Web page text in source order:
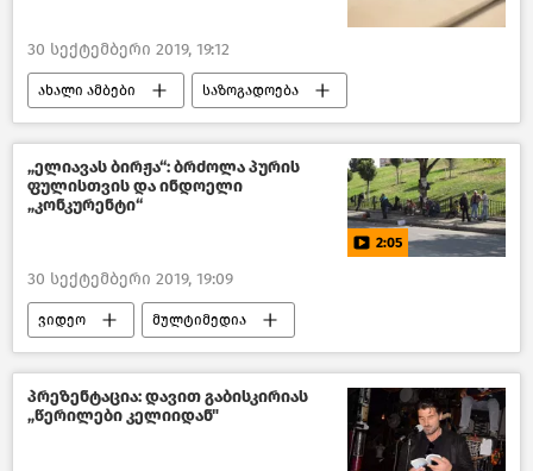
30 სექტემბერი 2019, 19:12
ახალი ამბები საზოგადოება
საქართველოს სიამაყე
განათლება საქართველოში
საქართველო
„ელიავას ბირჟა“: ბრძოლა პურის
ფულისთვის და ინდოელი
„კონკურენტი“
2:05
30 სექტემბერი 2019, 19:09
ვიდეო მულტიმედია
პრეზენტაცია: დავით გაბისკირიას
„წერილები კელიიდან"